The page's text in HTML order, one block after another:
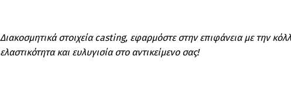
Διακοσμητικά στοιχεία casting, εφαρμόστε στην επιφάνεια με την
ελαστικότητα και ευλυγισία στο αντικείμενο σας!